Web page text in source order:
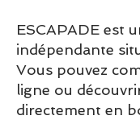
ESCAPADE est
indépendante
Vous pouvez
ligne ou
directement en